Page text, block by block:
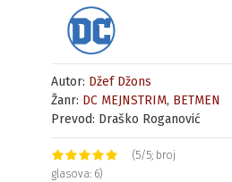
Autor: Džef Džons
Žanr: DC MEJNSTRIM, BETMEN
Prevod: Draško Roganović
(5/5; broj
glasova: 6)